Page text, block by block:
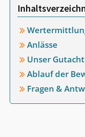
Anlässe
Unser
Ablauf der
Fragen &